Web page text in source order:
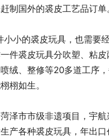
制国外的裘皮工艺品订单
小小的裘皮玩具，也需要
件裘皮玩具分吹塑、粘
绒、整修等20多道工序
栩如生。
泽市市级非遗项目，宇
产各种裘皮玩具，年出